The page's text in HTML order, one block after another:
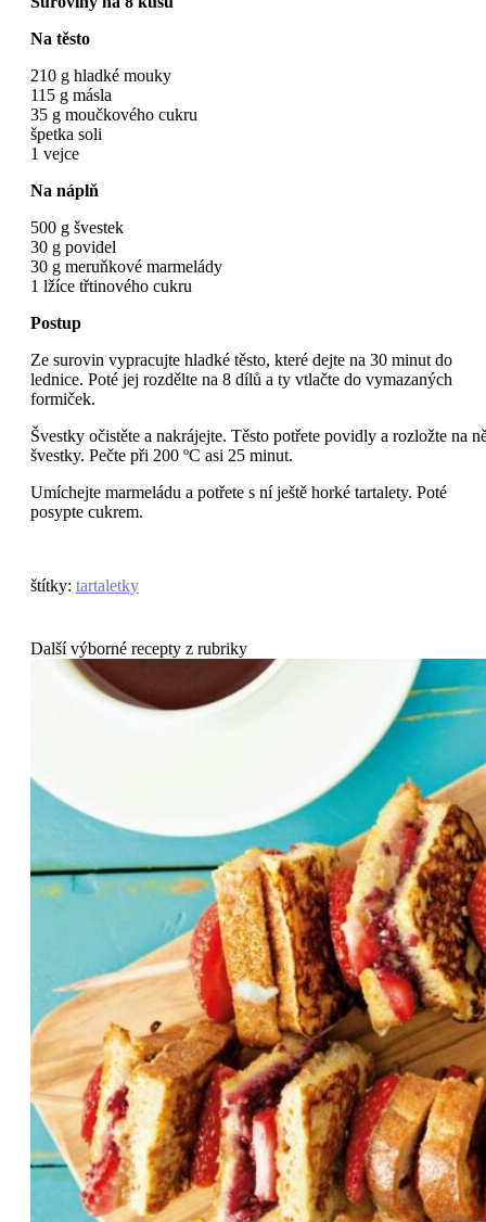
Na těsto
210 g hladké mouky
115 g másla
35 g moučkového cukru
špetka soli
1 vejce
Na náplň
500 g švestek
30 g povidel
30 g meruňkové marmelády
1 lžíce třtinového cukru
Postup
Ze surovin vypracujte hladké těsto, které dejte na 30 minut do
lednice. Poté jej rozdělte na 8 dílů a ty vtlačte do vymazaných
formiček.
Švestky očistěte a nakrájejte. Těsto potřete povidly a rozložte na
švestky. Pečte při 200 ºC asi 25 minut.
Umíchejte marmeládu a potřete s ní ještě horké tartalety. Poté
posypte cukrem.
štítky: tartaletky
Další výborné recepty z rubriky